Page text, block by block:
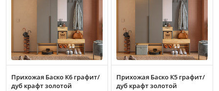
Прихожая Баско К6 графит/
дуб крафт золотой
Прихожая Баско К5 графит/
дуб крафт золотой